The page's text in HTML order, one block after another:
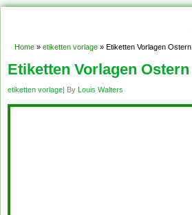
Home » etiketten vorlage » Etiketten Vorlagen Ostern
Etiketten Vorlagen Ostern
etiketten vorlage| By Louis Walters